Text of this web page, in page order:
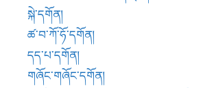
གསེར་སྡིངས་དགོན།
འཇོ་ཕུ་དགོན།
སྟོད་ལུང་གནས་ནང་དགོན།
ཡངས་པ་ཅན།